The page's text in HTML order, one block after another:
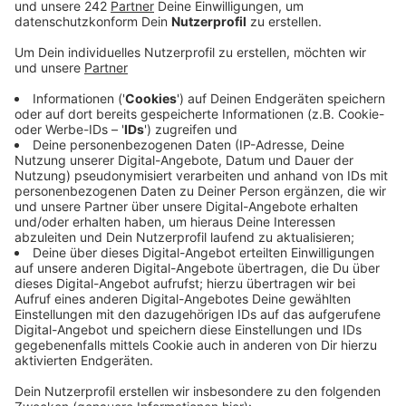
Veröffentlicht:Samstag, 07.02.2026 10:07
Anzeige
Die Reparaturen würden nach Wichtigkeit der Straßen
erfolgen und das ganze Jahr über laufen. Durch Frost
und Feuchtigkeit entstehen vor allem dort
Schlaglöcher, wo es schon Schäden im Asphalt gibt,
sagt der Stadtsprecher. Wenn ihr Schlaglöcher seht,
die euch besonders groß und gefährlich erscheinen,
könnt ihr sie bei der Schlagloch-Hotline der Stadt
melden:
0221 / 221-38141
Montag bis Donnerstag, 7 bis 16 Uhr, Freitag, 7 bis 12